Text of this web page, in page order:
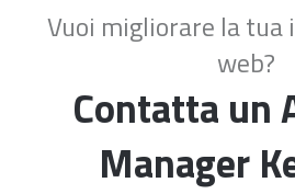
Vuoi migliorare la
web?
Contatta un
Manager